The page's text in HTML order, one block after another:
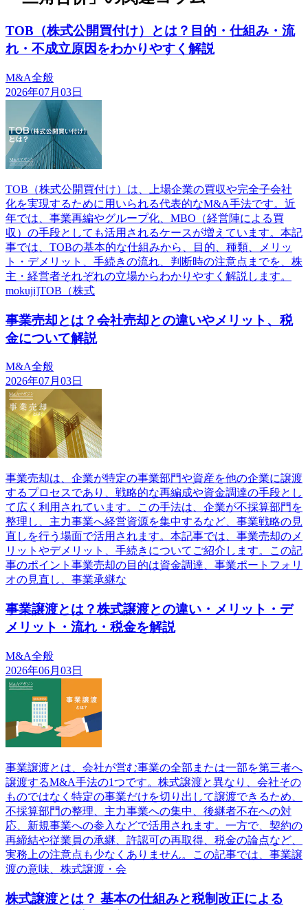
TOB（株式公開買付け）とは？目的・仕組み・流
れ・不成立原因をわかりやすく解説
M&A全般
2026年07月03日
TOB（株式公開買付け）は、上場企業の買収や完全子会社
化を実現するために用いられる代表的なM&A手法です。近
年では、事業再編やグループ化、MBO（経営陣による買
収）の手段としても活用されるケースが増えています。本記
事では、TOBの基本的な仕組みから、目的、種類、メリッ
ト・デメリット、手続きの流れ、判断時の注意点までを、株
主・経営者それぞれの立場からわかりやすく解説します。
mokuji]TOB（株式
事業売却とは？会社売却との違いやメリット、税
金について解説
M&A全般
2026年07月03日
事業売却は、企業が特定の事業部門や資産を他の企業に譲渡
するプロセスであり、戦略的な再編成や資金調達の手段とし
て広く利用されています。この手法は、企業が不採算部門を
整理し、主力事業へ経営資源を集中するなど、事業戦略の見
直しを行う場面で活用されます。本記事では、事業売却のメ
リットやデメリット、手続きについてご紹介します。この記
事のポイント事業売却の目的は資金調達、事業ポートフォリ
オの見直し、事業承継な
事業譲渡とは？株式譲渡との違い・メリット・デ
メリット・流れ・税金を解説
M&A全般
2026年06月03日
事業譲渡とは、会社が営む事業の全部または一部を第三者へ
譲渡するM&A手法の1つです。株式譲渡と異なり、会社その
ものではなく特定の事業だけを切り出して譲渡できるため、
不採算部門の整理、主力事業への集中、後継者不在への対
応、新規事業への参入などで活用されます。一方で、契約の
再締結や従業員の承継、許認可の再取得、税金の論点など、
実務上の注意点も少なくありません。この記事では、事業譲
渡の意味、株式譲渡・会
株式譲渡とは？ 基本の仕組みと税制改正による